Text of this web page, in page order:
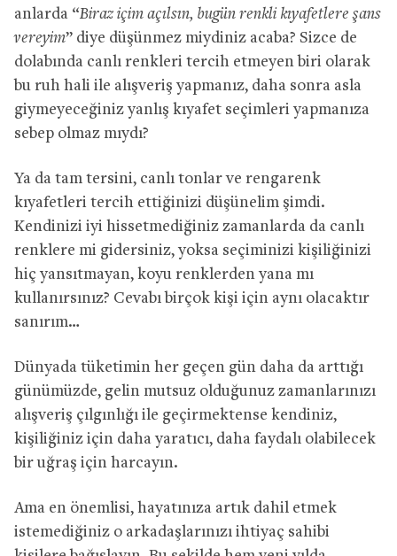
anlarda “Biraz içim açılsın, bugün renkli kıyafetlere şans
vereyim” diye düşünmez miydiniz acaba? Sizce de
dolabında canlı renkleri tercih etmeyen biri olarak
bu ruh hali ile alışveriş yapmanız, daha sonra asla
giymeyeceğiniz yanlış kıyafet seçimleri yapmanıza
sebep olmaz mıydı?
Ya da tam tersini, canlı tonlar ve rengarenk
kıyafetleri tercih ettiğinizi düşünelim şimdi.
Kendinizi iyi hissetmediğiniz zamanlarda da canlı
renklere mi gidersiniz, yoksa seçiminizi kişiliğinizi
hiç yansıtmayan, koyu renklerden yana mı
kullanırsınız? Cevabı birçok kişi için aynı olacaktır
sanırım…
Dünyada tüketimin her geçen gün daha da arttığı
günümüzde, gelin mutsuz olduğunuz zamanlarınızı
alışveriş çılgınlığı ile geçirmektense kendiniz,
kişiliğiniz için daha yaratıcı, daha faydalı olabilecek
bir uğraş için harcayın.
Ama en önemlisi, hayatınıza artık dahil etmek
istemediğiniz o arkadaşlarınızı ihtiyaç sahibi